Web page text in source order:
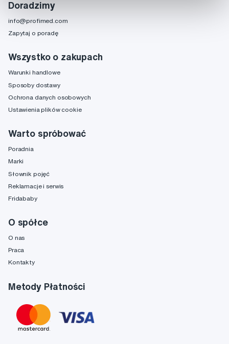
Doradzimy
info@profimed.com
Zapytaj o poradę
Wszystko o zakupach
Warunki handlowe
Sposoby dostawy
Ochrona danych osobowych
Ustawienia plików cookie
Warto spróbować
Poradnia
Marki
Słownik pojęć
Reklamacje i serwis
Fridababy
O spółce
O nas
Praca
Kontakty
Metody Płatności